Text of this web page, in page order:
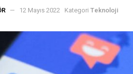
12 Mayıs 2022 Kategori Teknoloji